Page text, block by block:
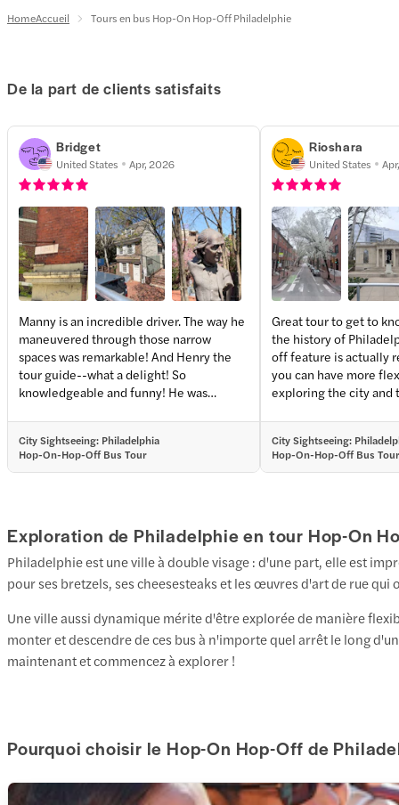
HomeAccueil Tours en bus Hop-On Hop-Off Philadelphie
De la part de clients satisfaits
Bridget
United States Apr, 2026
+2more
Manny is an incredible driver. The way he
maneuvered through those narrow
spaces was remarkable! And Henry the
tour guide--what a delight! So
knowledgeable and funny! He was
City Sightseeing: Philadelphia
Hop-On-Hop-Off Bus Tour
Rioshara
United States
Great tour to get to
the history of
off feature is actually
you can have more
exploring the city and
City Sightseeing:
Hop-On-Hop-Off Bus Tour
Exploration de Philadelphie en tour Hop-On
Philadelphie est une ville à double visage : d'une part, elle est
pour ses bretzels, ses cheesesteaks et les œuvres d'art de rue qui
Une ville aussi dynamique mérite d'être explorée de manière
monter et descendre de ces bus à n'importe quel arrêt le long
maintenant et commencez à explorer !
Pourquoi choisir le Hop-On Hop-Off de